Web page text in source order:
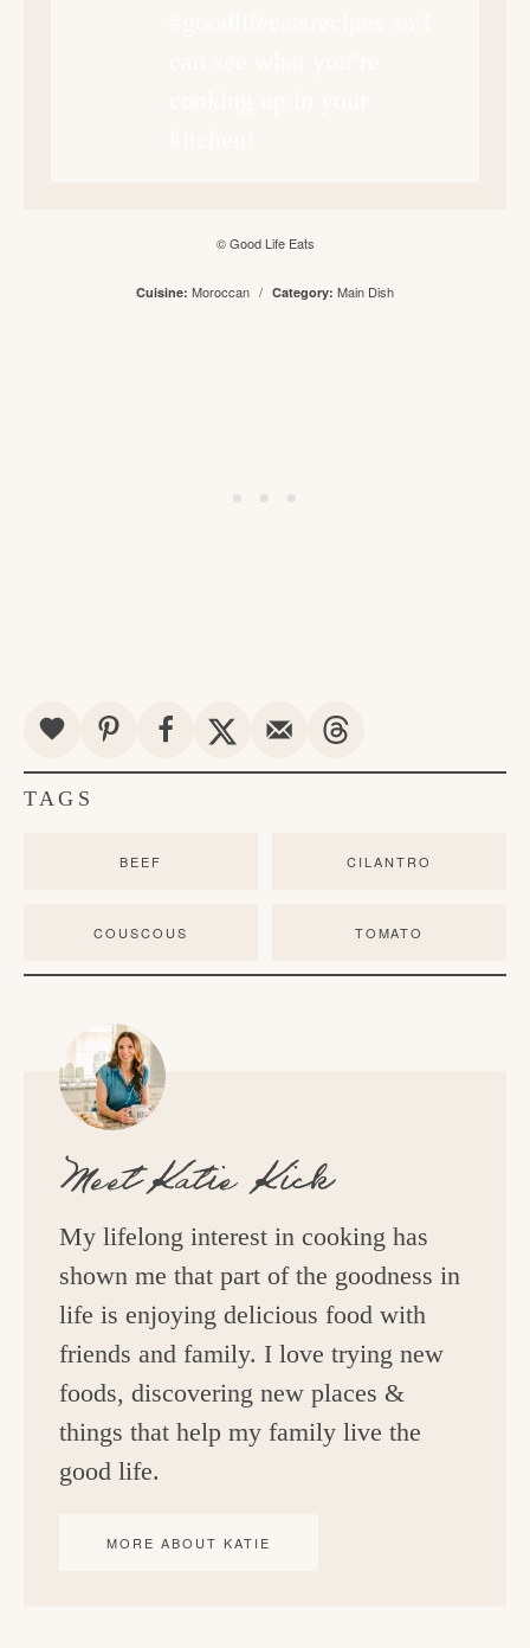
© Good Life Eats
Cuisine: Moroccan / Category: Main Dish
TAGS
BEEF CILANTRO
COUSCOUS TOMATO
MeetKatie Kick
My lifelong interest in cooking has
shown me that part of the goodness in
life is enjoying delicious food with
friends and family. I love trying new
foods, discovering new places &
things that help my family live the
good life.
MORE ABOUT KATIE